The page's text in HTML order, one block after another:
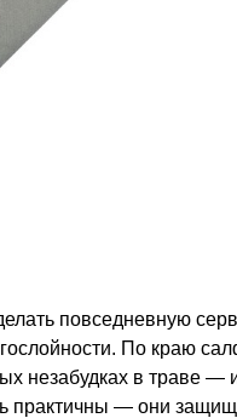
повседневную
По краю
незабудках в траве —
практичны — они